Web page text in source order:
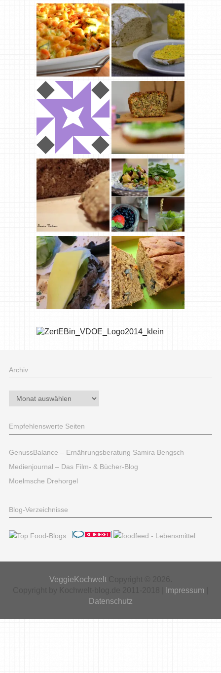
Archiv
Archiv
Empfehlenswerte Seiten
GenussBalance – Ernährungsberatung Samira Bengsch
Medienjournal – Das Film- & Bücher-Blog
Moelmsche Drehorgel
Blog-Verzeichnisse
VeggieKochweltCopyright © 2026.
Impressum
Datenschutz